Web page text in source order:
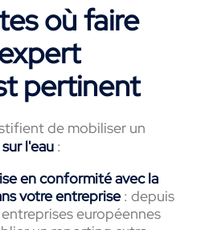
où faire
pertinent
de mobiliser un
l'eau :
en conformité avec la
votre entreprise: depuis
européennes